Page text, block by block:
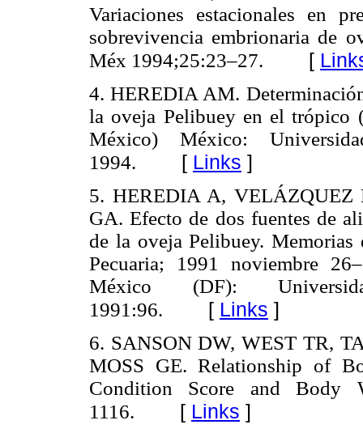
Variaciones estacionales en
sobrevivencia embrionaria de
Méx 1994;25:23–27. [
4. HEREDIA AM.
la oveja Pelibuey en el trópico
México) México:
1994. [ Links ]
5. HEREDIA A,
GA. Efecto de dos fuentes de
de la oveja Pelibuey.
Pecuaria; 1991 noviembre
México (DF):
1991:96. [ Links ]
6. SANSON DW, WEST TR,
MOSS GE. Relationship of
Condition Score and Body
1116. [ Links ]